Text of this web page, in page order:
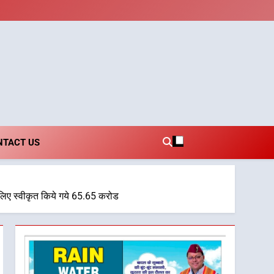
US
स्वीकृत किये गये 65.65 करोड